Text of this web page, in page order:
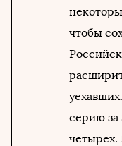
чтобы
серию за
четырех.